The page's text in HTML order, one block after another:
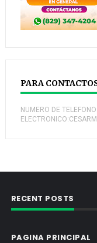
PARA
NUMERO DE
RECENT POSTS
PAGINA PRINCIPAL